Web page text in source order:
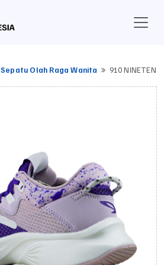
Sepatu Olah Raga Wanita 910 NINETEN